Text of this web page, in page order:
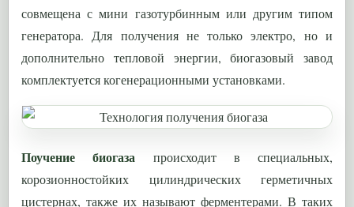
совмещена с мини газотурбинным или другим типом
генератора. Для получения не только электро, но и
дополнительно тепловой энергии, биогазовый завод
комплектуется когенерационными установками.
Поучение биогаза происходит в специальных,
корозионностойких цилиндрических герметичных
цистернах, также их называют ферментерами. В таких